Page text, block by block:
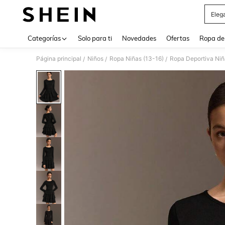
Categorías Solo para ti Novedades Ofertas Ropa
Página principal / Niños / Ropa Niñas (13-16) / Ropa Deportiva